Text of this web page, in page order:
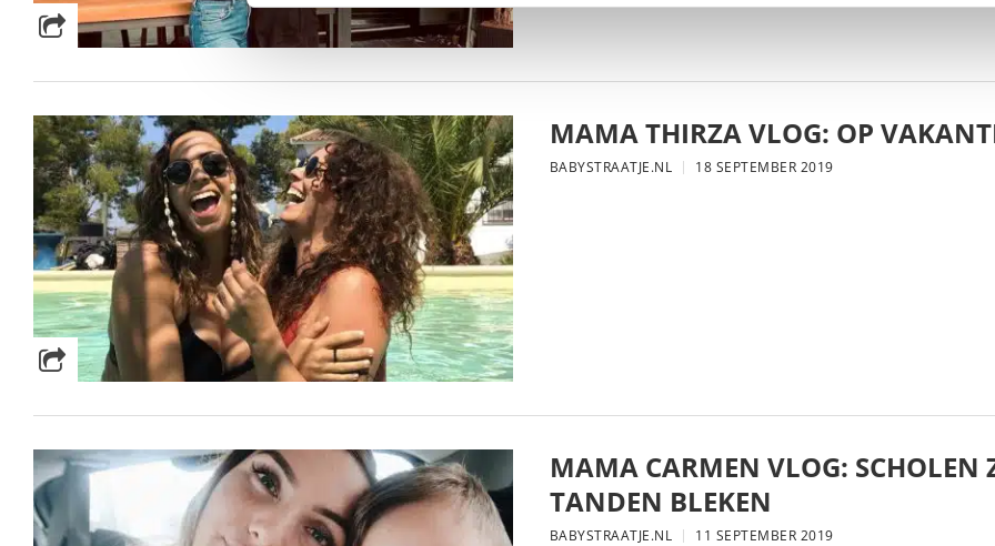
MAMA THIRZA VLOG: OP
BABYSTRAATJE.NL 18 SEPTEMBER 2019
MAMA CARMEN VLOG: SCHOLEN
TANDEN BLEKEN
BABYSTRAATJE.NL 11 SEPTEMBER 2019